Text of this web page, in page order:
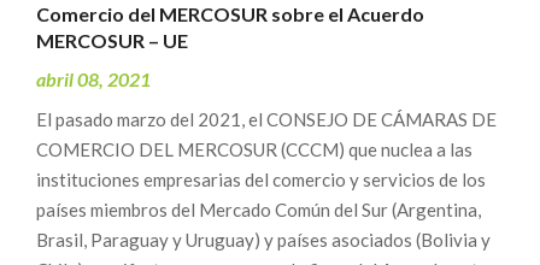
Comercio del MERCOSUR sobre el Acuerdo
MERCOSUR – UE
abril 08, 2021
El pasado marzo del 2021, el CONSEJO DE CÁMARAS DE
COMERCIO DEL MERCOSUR (CCCM) que nuclea a las
instituciones empresarias del comercio y servicios de los
países miembros del Mercado Común del Sur (Argentina,
Brasil, Paraguay y Uruguay) y países asociados (Bolivia y